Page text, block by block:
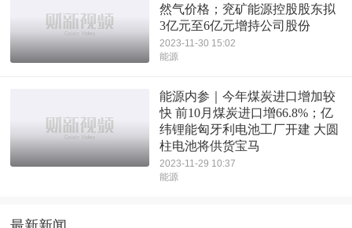
然气价格；兖矿能源控股股东拟
3亿元至6亿元增持公司股份
2023-11-30 15:02
能源
能源内参｜今年煤炭进口增加较
快 前10月煤炭进口增66.8%；亿
纬锂能匈牙利电池工厂开建 大圆
柱电池将供货宝马
2023-11-29 10:37
能源